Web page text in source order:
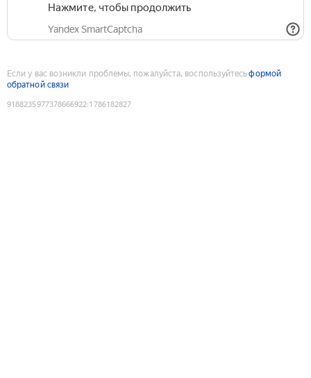
Нажмите, чтобы продолжить
Yandex SmartCaptcha
Если у вас возникли проблемы, пожалуйста, воспользуйтесьформой
обратной связи
9188235977378666922:1786182827